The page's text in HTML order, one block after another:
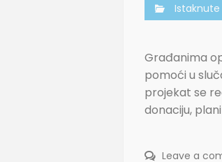
Građanima
pomoći u
projekat se
donaciju,
Leave a